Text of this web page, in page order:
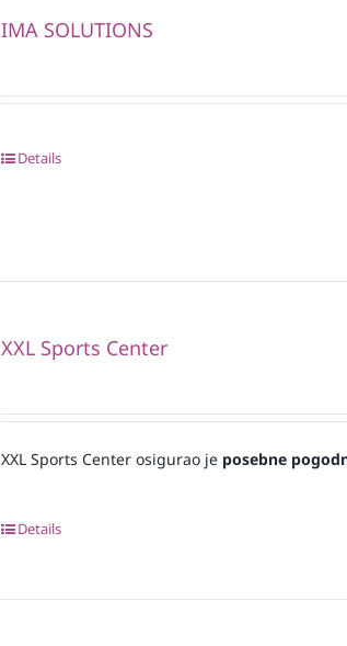
IMA SOLUTIONS
Details
XXL Sports Center
XXL Sports Center osigurao je posebne
Details